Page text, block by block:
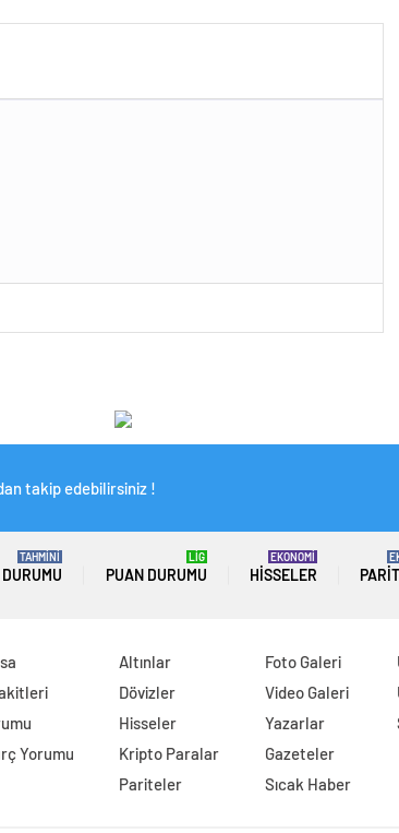
Divanı Belli Oldu…Bu arada
takip edebilirsiniz !
TAHMİNİ
PUAN DURUMU
LİG
HISSELER
EKONOMİ
Yorumu
Altınlar
Dövizler
Hisseler
Kripto Paralar
Pariteler
Foto Galeri
Video Galeri
Yazarlar
Gazeteler
Sıcak Haber